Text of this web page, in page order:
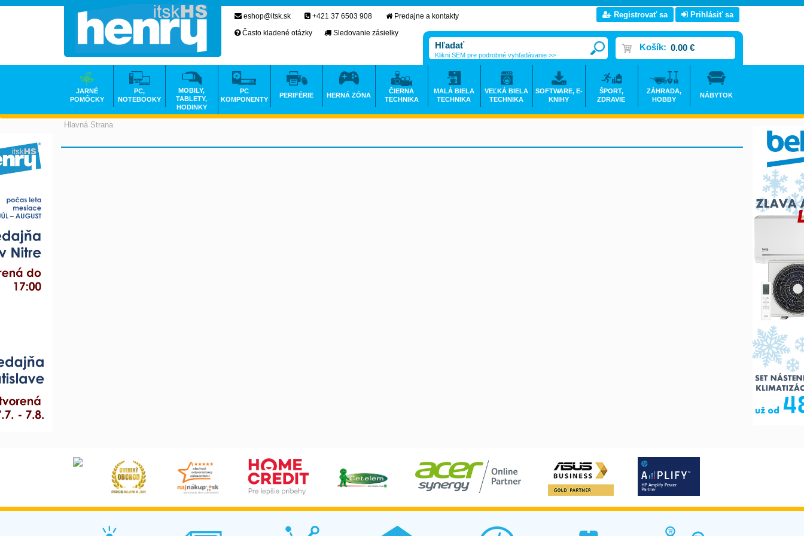
Hlavná Strana
eshop@itsk.sk +421 37 6503 908
Predajne a kontakty
Často kladené otázky
Sledovanie zásielky
Registrovať sa Prihlásiť sa
Košík: 0.00 €
Klikni SEM pre podrobné vyhľadávanie >>
JARNÉ
POMÔCKY
PC,
NOTEBOOKY
MOBILY,
TABLETY,
HODINKY
PC
KOMPONENTY
PERIFÉRIE HERNÁ ZÓNA
ČIERNA
TECHNIKA
MALÁ BIELA
TECHNIKA
VEĽKÁ BIELA
TECHNIKA
SOFTWARE, E-
KNIHY
ŠPORT,
ZDRAVIE
ZÁHRADA,
HOBBY
NÁBYTOK